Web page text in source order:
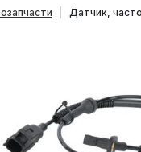
Датчик,